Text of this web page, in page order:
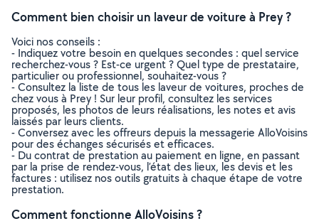
Comment bien choisir un laveur de voiture à Prey ?
Voici nos conseils :
- Indiquez votre besoin en quelques secondes : quel service
recherchez-vous ? Est-ce urgent ? Quel type de prestataire,
particulier ou professionnel, souhaitez-vous ?
- Consultez la liste de tous les laveur de voitures, proches de
chez vous à Prey ! Sur leur profil, consultez les services
proposés, les photos de leurs réalisations, les notes et avis
laissés par leurs clients.
- Conversez avec les offreurs depuis la messagerie AlloVoisins
pour des échanges sécurisés et efficaces.
- Du contrat de prestation au paiement en ligne, en passant
par la prise de rendez-vous, l’état des lieux, les devis et les
factures : utilisez nos outils gratuits à chaque étape de votre
prestation.
Comment fonctionne AlloVoisins ?